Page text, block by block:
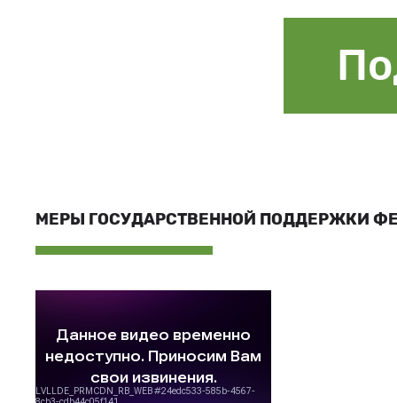
МЕРЫ ГОСУДАРСТВЕННОЙ ПОДДЕРЖКИ